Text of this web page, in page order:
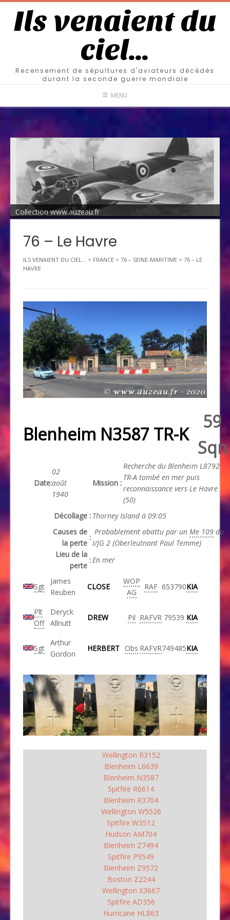
Ils venaient du
ciel…
Recensement de sépultures d'aviateurs décédés
durant la seconde guerre mondiale
MENU
Collection www.auzeau.fr
76 – Le Havre
ILS VENAIENT DU CIEL... > FRANCE > 76 – SEINE-MARITIME > 76 – LE
HAVRE
Blenheim N3587 TR-K
59
Sqn
Date:
02
août
1940
Mission :
Recherche du Blenheim L8792
TR-A tombé en mer puis
reconnaissance vers Le Havre
(50)
Décollage : Thorney Island à 09:05
Causes de
la perte
:
Probablement abattu par un Me 109 du
I/JG 2 (Oberleutnant Paul Temme)
Lieu de la
perte
: En mer
Sgt
James
Reuben
CLOSE
WOP
AG
RAF 653790KIA
Plt
Off
Deryck
Allnutt
DREW Pil RAFVR 79539 KIA
Sgt
Arthur
Gordon
HERBERT Obs RAFVR749485KIA
Wellington R3152
Blenheim L6639
Blenheim N3587
Spitfire R6614
Blenheim R3704
Wellington W5526
Spitfire W3512
Hudson AM704
Blenheim Z7494
Spitfire P9549
Blenheim Z9572
Boston Z2244
Wellington X3667
Spitfire AD356
Hurricane HL863